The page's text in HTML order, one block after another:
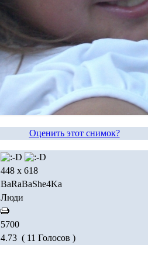
Оценить этот снимок?
448 x 618
BaRaBaShe4Ka
Люди
5700
4.73 ( 11 Голосов )